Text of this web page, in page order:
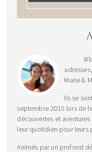
Marie &
Ils se
septembre 2015 lors de
découvertes et
leur quotidien pour leurs
Animés par un profond